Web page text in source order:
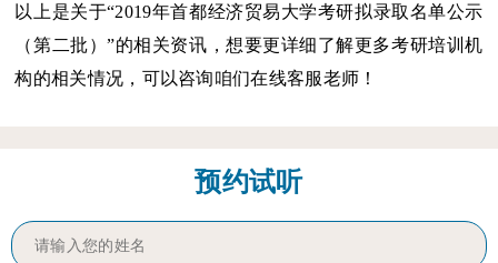
以上是关于“2019年首都经济贸易大学考研拟录取名单公示
（第二批）”的相关资讯，想要更详细了解更多考研培训机
构的相关情况，可以咨询咱们在线客服老师！
预约试听